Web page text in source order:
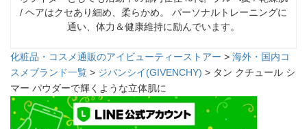
/ ヘアはクセあり細め、柔らかめ。 パーソナルトレーニングに
通い、体力＆健康維持に励んでいます。
化粧品・コスメ通販のアイビューティーストアー > 海外・国内コ
スメブランド一覧 > ジバンシイ(GIVENCHY) > タン クチュール シ
マー パウダーで輝くような立体肌に